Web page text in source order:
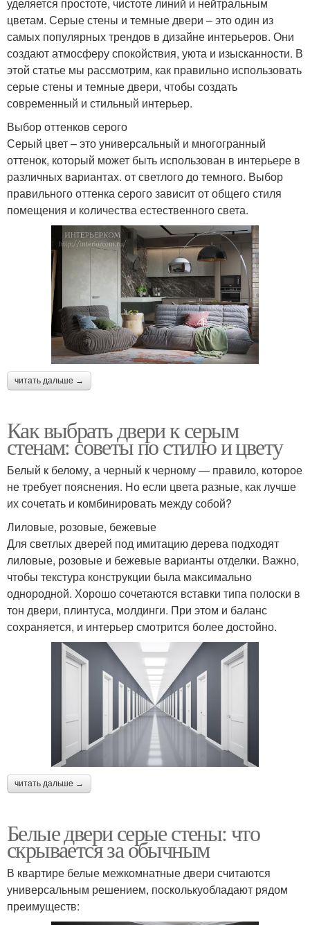
уделяется простоте, чистоте линий и нейтральным
цветам. Серые стены и темные двери – это один из
самых популярных трендов в дизайне интерьеров. Они
создают атмосферу спокойствия, уюта и изысканности. В
этой статье мы рассмотрим, как правильно использовать
серые стены и темные двери, чтобы создать
современный и стильный интерьер.
Выбор оттенков серого
Серый цвет – это универсальный и многогранный
оттенок, который может быть использован в интерьере в
различных вариантах. от светлого до темного. Выбор
правильного оттенка серого зависит от общего стиля
помещения и количества естественного света.
читать дальше →
Как выбрать двери к серым
стенам: советы по стилю и цвету
Белый к белому, а черный к черному — правило, которое
не требует пояснения. Но если цвета разные, как лучше
их сочетать и комбинировать между собой?
Лиловые, розовые, бежевые
Для светлых дверей под имитацию дерева подходят
лиловые, розовые и бежевые варианты отделки. Важно,
чтобы текстура конструкции была максимально
однородной. Хорошо сочетаются вставки типа полоски в
тон двери, плинтуса, молдинги. При этом и баланс
сохраняется, и интерьер смотрится более достойно.
читать дальше →
Белые двери серые стены: что
скрывается за обычным
В квартире белые межкомнатные двери считаются
универсальным решением, посколькуобладают рядом
преимуществ: